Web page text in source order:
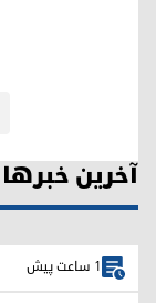
آخرین خبرها
1 ساعت پیش